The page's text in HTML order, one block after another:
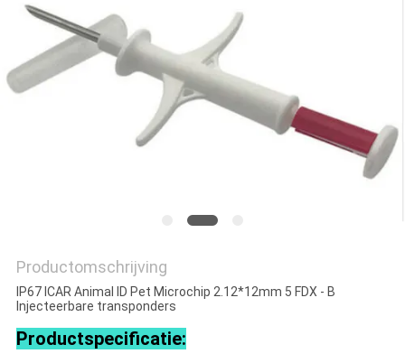
Productomschrijving
IP67 ICAR Animal ID Pet Microchip 2.12*12mm 5 FDX - B
Injecteerbare transponders
Productspecificatie: